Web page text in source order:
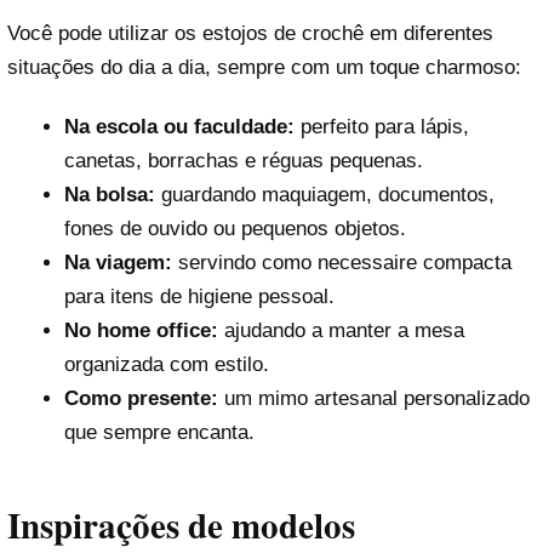
Você pode utilizar os estojos de crochê em diferentes
situações do dia a dia, sempre com um toque charmoso:
Na escola ou faculdade: perfeito para lápis,
canetas, borrachas e réguas pequenas.
Na bolsa: guardando maquiagem, documentos,
fones de ouvido ou pequenos objetos.
Na viagem: servindo como necessaire compacta
para itens de higiene pessoal.
No home office: ajudando a manter a mesa
organizada com estilo.
Como presente: um mimo artesanal personalizado
que sempre encanta.
Inspirações de modelos